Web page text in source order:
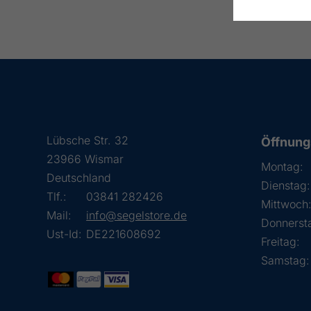
Lübsche Str. 32
23966 Wismar
Deutschland
Tlf.:
03841 282426
Mail:
info@segelstore.de
Ust-Id: DE221608692
Montag:
Dienstag:
Mittwoch:
Freitag:
Samstag: